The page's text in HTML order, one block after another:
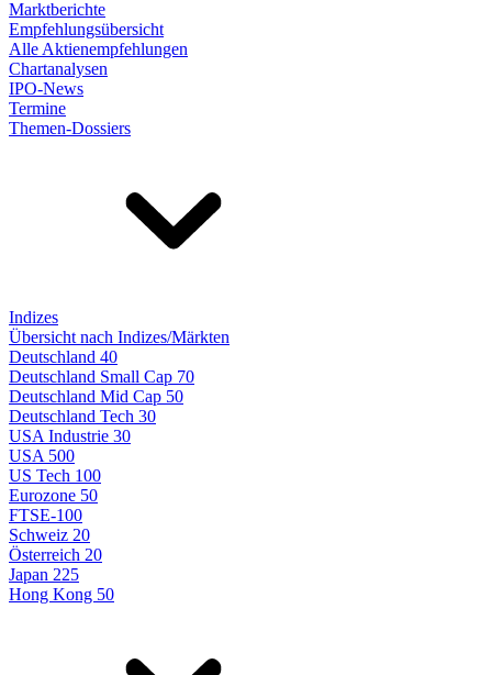
Marktberichte
Empfehlungsübersicht
Alle Aktienempfehlungen
Chartanalysen
IPO-News
Termine
Themen-Dossiers
Indizes
Übersicht nach Indizes/Märkten
Deutschland 40
Deutschland Small Cap 70
Deutschland Mid Cap 50
Deutschland Tech 30
USA Industrie 30
USA 500
US Tech 100
Eurozone 50
FTSE-100
Schweiz 20
Österreich 20
Japan 225
Hong Kong 50